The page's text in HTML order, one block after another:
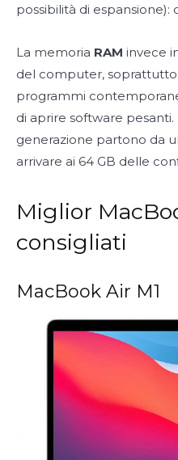
possibilità di espansione):
La memoria RAM invece
del computer,
programmi
di aprire software
generazione partono da
arrivare ai 64 GB delle
Miglior
consigliati
MacBook Air M1